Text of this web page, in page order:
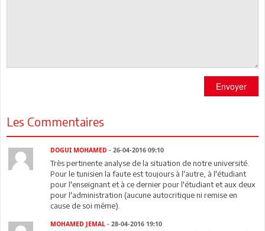
Envoyer
Les Commentaires
DOGUI MOHAMED - 26-04-2016 09:10
Très pertinente analyse de la situation de notre université.
Pour le tunisien la faute est toujours à l'autre, à l'étudiant
pour l'enseignant et à ce dernier pour l'étudiant et aux deux
pour l'administration (aucune autocritique ni remise en
cause de soi même).
MOHAMED JEMAL - 28-04-2016 19:10